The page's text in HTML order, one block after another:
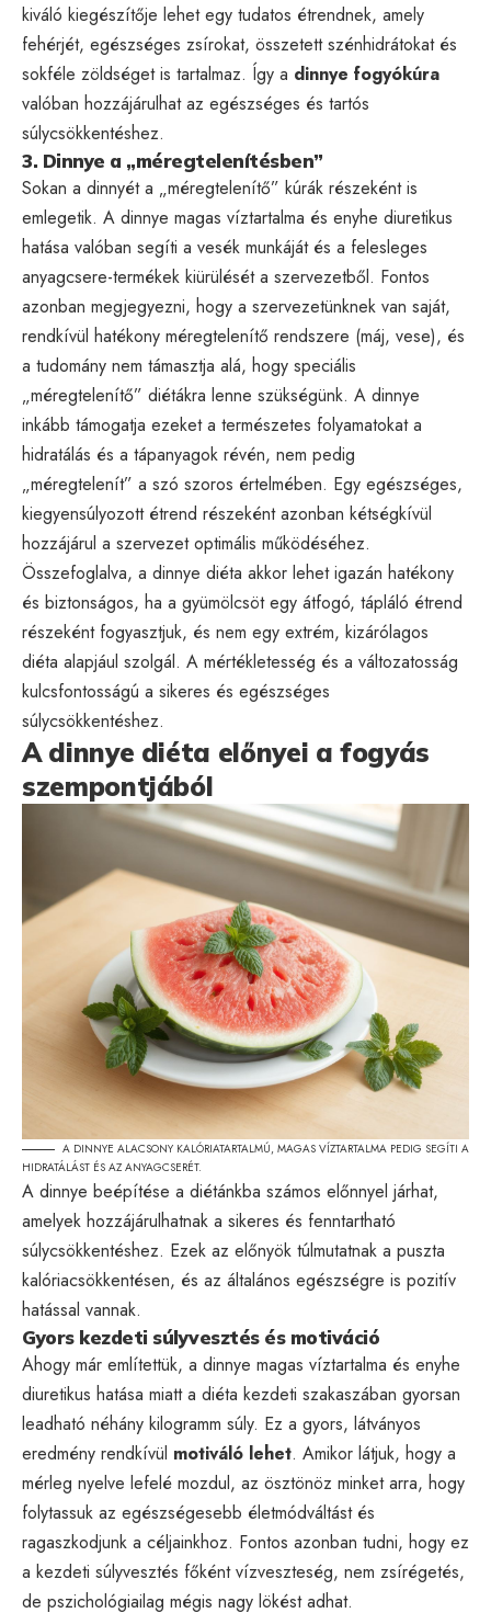
kiváló kiegészítője lehet egy tudatos étrendnek, amely
fehérjét, egészséges zsírokat, összetett szénhidrátokat és
sokféle zöldséget is tartalmaz. Így a dinnye fogyókúra
valóban hozzájárulhat az egészséges és tartós
súlycsökkentéshez.
3. Dinnye a „méregtelenítésben”
Sokan a dinnyét a „méregtelenítő” kúrák részeként is
emlegetik. A dinnye magas víztartalma és enyhe diuretikus
hatása valóban segíti a vesék munkáját és a felesleges
anyagcsere-termékek kiürülését a szervezetből. Fontos
azonban megjegyezni, hogy a szervezetünknek van saját,
rendkívül hatékony méregtelenítő rendszere (máj, vese), és
a tudomány nem támasztja alá, hogy speciális
„méregtelenítő” diétákra lenne szükségünk. A dinnye
inkább támogatja ezeket a természetes folyamatokat a
hidratálás és a tápanyagok révén, nem pedig
„méregtelenít” a szó szoros értelmében. Egy egészséges,
kiegyensúlyozott étrend részeként azonban kétségkívül
hozzájárul a szervezet optimális működéséhez.
Összefoglalva, a dinnye diéta akkor lehet igazán hatékony
és biztonságos, ha a gyümölcsöt egy átfogó, tápláló étrend
részeként fogyasztjuk, és nem egy extrém, kizárólagos
diéta alapjául szolgál. A mértékletesség és a változatosság
kulcsfontosságú a sikeres és egészséges
súlycsökkentéshez.
A dinnye diéta előnyei a fogyás
szempontjából
A DINNYE ALACSONY KALÓRIATARTALMÚ, MAGAS VÍZTARTALMA PEDIG SEGÍTI A
HIDRATÁLÁST ÉS AZ ANYAGCSERÉT.
A dinnye beépítése a diétánkba számos előnnyel járhat,
amelyek hozzájárulhatnak a sikeres és fenntartható
súlycsökkentéshez. Ezek az előnyök túlmutatnak a puszta
kalóriacsökkentésen, és az általános egészségre is pozitív
hatással vannak.
Gyors kezdeti súlyvesztés és motiváció
Ahogy már említettük, a dinnye magas víztartalma és enyhe
diuretikus hatása miatt a diéta kezdeti szakaszában gyorsan
leadható néhány kilogramm súly. Ez a gyors, látványos
eredmény rendkívül motiváló lehet. Amikor látjuk, hogy a
mérleg nyelve lefelé mozdul, az ösztönöz minket arra, hogy
folytassuk az egészségesebb életmódváltást és
ragaszkodjunk a céljainkhoz. Fontos azonban tudni, hogy ez
a kezdeti súlyvesztés főként vízveszteség, nem zsírégetés,
de pszichológiailag mégis nagy lökést adhat.